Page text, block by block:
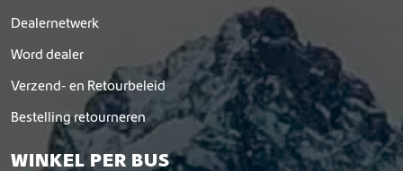
Dealernetwerk
Word dealer
Verzend- en Retourbeleid
Bestelling retourneren
WINKEL PER BUS